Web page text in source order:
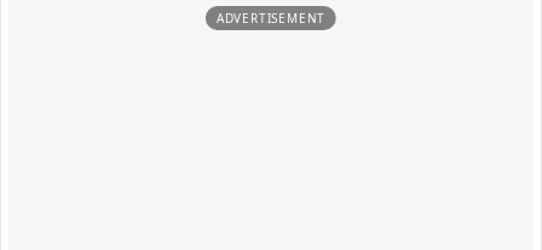
ADVERTISEMENT